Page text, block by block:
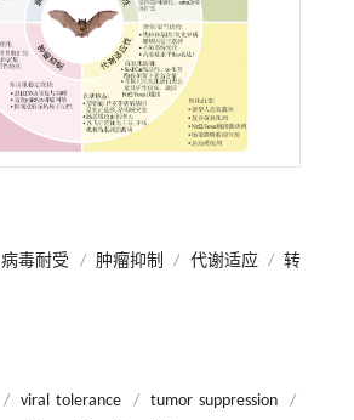
病毒耐受 / 肿瘤抑制 / 代谢适应 / 转
/ viral tolerance / tumor suppression
/